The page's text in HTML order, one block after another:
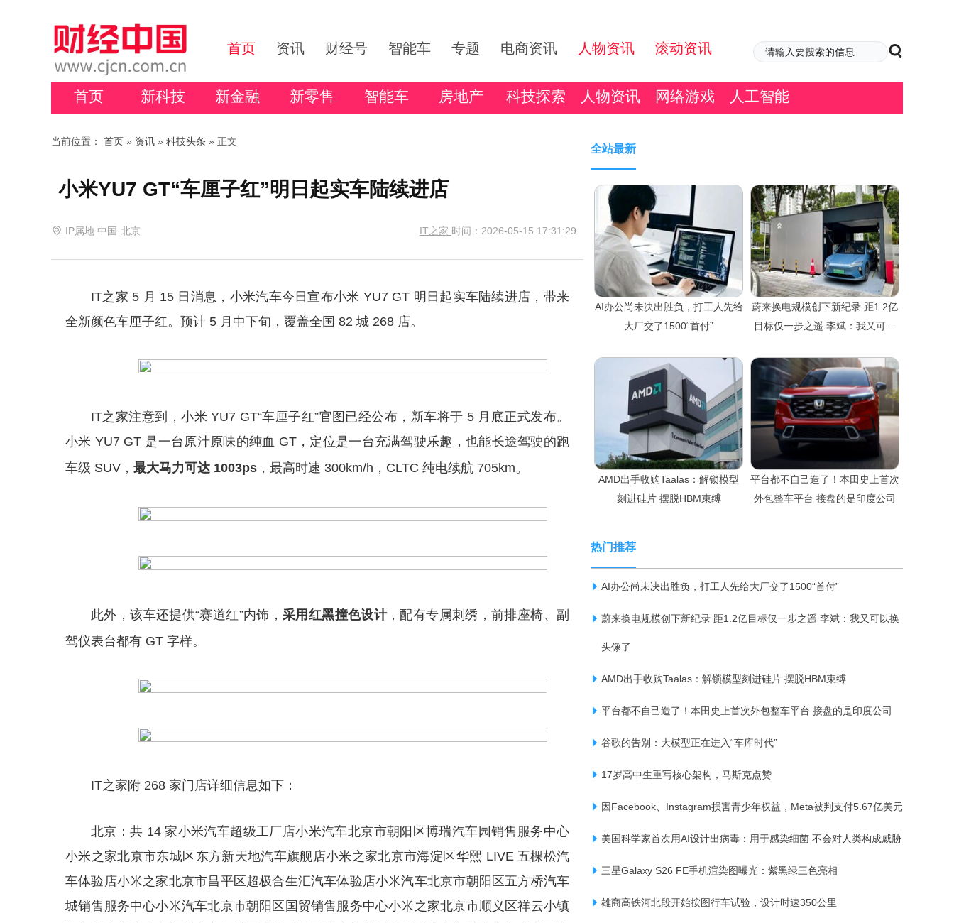
首页 资讯 财经号 智能车 专题 电商资讯 人物资讯 滚动资讯
首页 新科技 新金融 新零售 智能车 房地产 科技探索 人物资讯 网络游戏 人工智能
当前位置： 首页 » 资讯 » 科技头条 » 正文
小米YU7 GT“车厘子红”明日起实车陆续进店
IP属地 中国·北京 IT之家 时间：2026-05-15 17:31:29
IT之家 5 月 15 日消息，小米汽车今日宣布小米 YU7 GT 明日起实车陆续进店，带来
全新颜色车厘子红。预计 5 月中下旬，覆盖全国 82 城 268 店。
IT之家注意到，小米 YU7 GT“车厘子红”官图已经公布，新车将于 5 月底正式发布。
小米 YU7 GT 是一台原汁原味的纯血 GT，定位是一台充满驾驶乐趣，也能长途驾驶的跑
车级 SUV， 最大马力可达 1003ps ，最高时速 300km/h，CLTC 纯电续航 705km。
此外，该车还提供“赛道红”内饰，采用红黑撞色设计，配有专属刺绣，前排座椅、副
驾仪表台都有 GT 字样。
IT之家附 268 家门店详细信息如下：
北京：共 14 家小米汽车超级工厂店小米汽车北京市朝阳区博瑞汽车园销售服务中心
小米之家北京市东城区东方新天地汽车旗舰店小米之家北京市海淀区华熙 LIVE 五棵松汽
车体验店小米之家北京市昌平区超极合生汇汽车体验店小米汽车北京市朝阳区五方桥汽车
城销售服务中心小米汽车北京市朝阳区国贸销售服务中心小米之家北京市顺义区祥云小镇
全站最新
AI办公尚未决出胜负，打工人先给
大厂交了1500“首付”
蔚来换电规模创下新纪录 距1.2亿
目标仅一步之遥 李斌：我又可以
AMD出手收购Taalas：解锁模型
刻进硅片 摆脱HBM束缚
平台都不自己造了！本田史上首次
外包整车平台 接盘的是印度公司
热门推荐
AI办公尚未决出胜负，打工人先给大厂交了1500“首付”
蔚来换电规模创下新纪录 距1.2亿目标仅一步之遥 李斌：我又可以换
头像了
AMD出手收购Taalas：解锁模型刻进硅片 摆脱HBM束缚
平台都不自己造了！本田史上首次外包整车平台 接盘的是印度公司
谷歌的告别：大模型正在进入“车库时代”
17岁高中生重写核心架构，马斯克点赞
因Facebook、Instagram损害青少年权益，Meta被判支付5.67亿美元
美国科学家首次用AI设计出病毒：用于感染细菌 不会对人类构成威胁
三星Galaxy S26 FE手机渲染图曝光：紫黑绿三色亮相
雄商高铁河北段开始按图行车试验，设计时速350公里